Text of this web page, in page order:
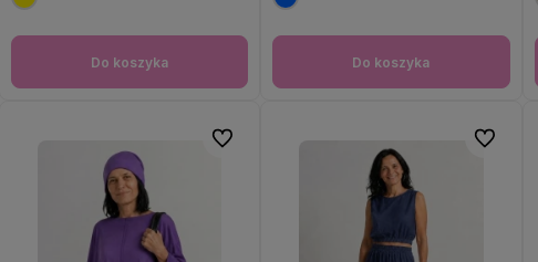
Do koszyka Do koszyka
Do ulubionych Do